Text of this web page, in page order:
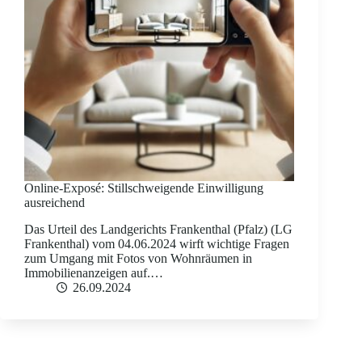
Online-Exposé: Stillschweigende Einwilligung
ausreichend
Das Urteil des Landgerichts Frankenthal (Pfalz) (LG
Frankenthal) vom 04.06.2024 wirft wichtige Fragen
zum Umgang mit Fotos von Wohnräumen in
Immobilienanzeigen auf.…
26.09.2024